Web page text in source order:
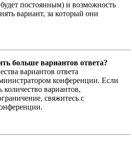
будет постоянным) и возможность
вариант, за который они
больше вариантов ответа?
вариантов ответа
конференции. Если
вариантов,
свяжитесь с